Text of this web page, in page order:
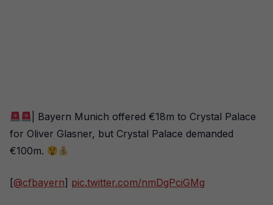
| Bayern Munich offered €18m to Crystal Palace
for Oliver Glasner, but Crystal Palace demanded
€100m.
[@cfbayern] pic.twitter.com/nmDgPciGMg